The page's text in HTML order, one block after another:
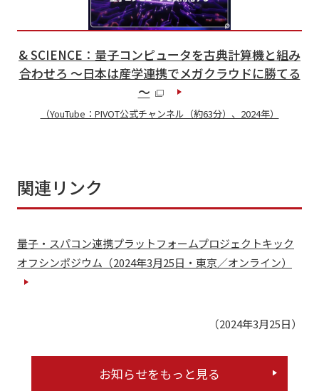
& SCIENCE：量子コンピュータを古典計算機と組み
合わせろ ～日本は産学連携でメガクラウドに勝てる
～
（YouTube：PIVOT公式チャンネル（約63分）、2024年）
関連リンク
量子・スパコン連携プラットフォームプロジェクトキック
オフシンポジウム（2024年3月25日・東京／オンライン）
（2024年3月25日）
お知らせをもっと見る